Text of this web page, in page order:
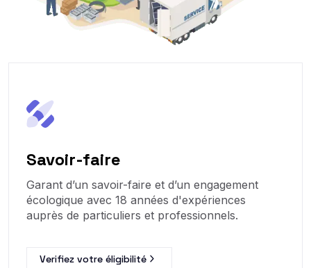
Savoir-faire
Garant d’un savoir-faire et d’un engagement
écologique avec 18 années d'expériences
auprès de particuliers et professionnels.
Verifiez votre éligibilité